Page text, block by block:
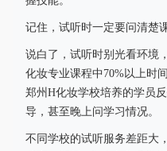
记住，试听时一定要问清楚
说白了，试听时别光看环境
化妆专业课程中70%以上时
郑州H化妆学校培养的学员
导，甚至晚上问学习情况。
不同学校的试听服务差距大